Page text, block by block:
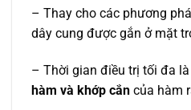
– Thay cho các phương
dây cung được gắn ở mặt
– Thời gian điều trị tối đa
hàm và khớp cắn của hàm